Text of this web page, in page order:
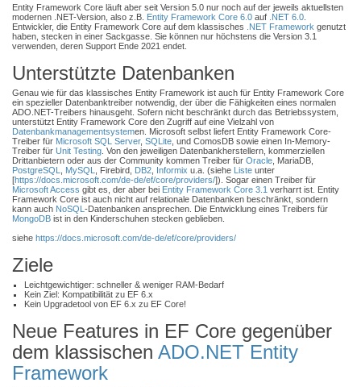
Entity Framework Core läuft aber seit Version 5.0 nur noch auf der jeweils aktuellsten
modernen .NET-Version, also z.B. Entity Framework Core 6.0 auf .NET 6.0
Entwickler, die Entity Framework Core auf dem klassisches
.NET Framework genutzt
haben, stecken in einer Sackgasse. Sie können nur höchstens die Version 3.1
verwenden, deren Support Ende 2021 endet.
Unterstützte Datenbanken
Genau wie für das klassisches Entity Framework ist auch für Entity Framework Core
ein spezieller Datenbanktreiber notwendig, der über die Fähigkeiten eines normalen
ADO.NET-Treibers hinausgeht. Sofern nicht beschränkt durch das Betriebssystem,
unterstützt Entity Framework Core den Zugriff auf eine Vielzahl von
Datenbankmanagementsystemen. Microsoft selbst liefert Entity Framework Core-
Treiber für Microsoft SQL Server, SQLite , und ComosDB sowie einen In-Memory-
Treiber für Unit Testing . Von den jeweiligen Datenbankherstellern, kommerziellen
Drittanbietern oder aus der Community kommen Treiber für Oracle , MariaDB,
PostgreSQL
MySQL , Firebird, DB2 Informix u.a. (siehe Liste unter
[https://docs.microsoft.com/de-de/ef/core/providers/]). Sogar einen Treiber für
Microsoft Access gibt es, der aber bei Entity Framework Core 3.1 verharrt ist. Entity
Framework Core ist auch nicht auf relationale Datenbanken beschränkt, sondern
kann auch NoSQL -Datenbanken ansprechen. Die Entwicklung eines Treibers für
MongoDB ist in den Kinderschuhen stecken geblieben.
siehe https://docs.microsoft.com/de-de/ef/core/providers/
Ziele
Leichtgewichtiger: schneller & weniger RAM-Bedarf
Kein Ziel: Kompatibilität zu EF 6.x
Kein Upgradetool von EF 6.x zu EF Core!
Neue Features in EF Core gegenüber
dem klassischen ADO.NET Entity
Framework